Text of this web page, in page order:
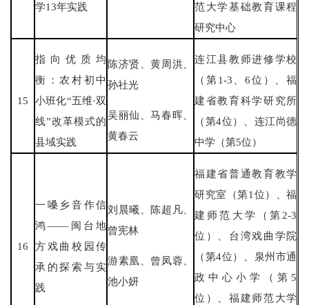
学13年实践
范大学基础教育课程
研究中心
15
指向优质均
衡：农村初中
小班化“五维·双
线”改革模式的
县域实践
陈济贤、黄周洪、
孙社光
吴丽仙、马春晖、
黄春云
连江县教师进修学校
（第1-3、6位）、福
建省教育科学研究所
（第4位）、连江尚德
中学（第5位）
16
一嗓乡音作信
鸿——闽台地
方戏曲校园传
承的探索与实
践
刘晨曦、陈超凡、
曾宪林
游素凰、曾凤蓉、
池小妍
福建省普通教育教学
研究室（第1位）、福
建师范大学（第2-3
位）、台湾戏曲学院
（第4位）、泉州市通
政中心小学（第5
位）、福建师范大学